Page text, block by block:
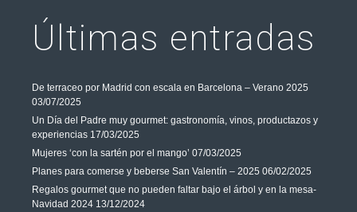
Últimas entradas
De terraceo por Madrid con escala en Barcelona – Verano 2025
03/07/2025
Un Día del Padre muy gourmet: gastronomía, vinos, productazos y
experiencias 17/03/2025
Mujeres ‘con la sartén por el mango’ 07/03/2025
Planes para comerse y beberse San Valentín – 2025 06/02/2025
Regalos gourmet que no pueden faltar bajo el árbol y en la mesa-
Navidad 2024 13/12/2024